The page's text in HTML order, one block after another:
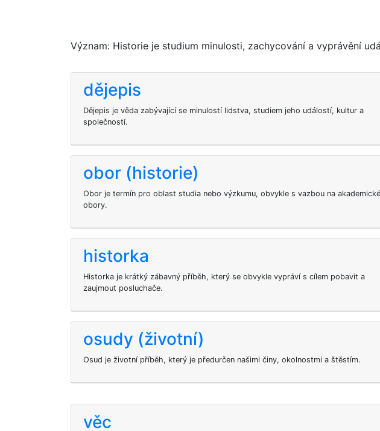
Význam: Historie je studium minulosti, zachycování a vyprávění
dějepis
Dějepis je věda zabývající se minulostí lidstva, studiem jeho událostí, kultur a
společností.
obor (historie)
Obor je termín pro oblast studia nebo výzkumu, obvykle s vazbou na akademické
obory.
historka
Historka je krátký zábavný příběh, který se obvykle vypráví s cílem pobavit a
zaujmout posluchače.
osudy (životní)
Osud je životní příběh, který je předurčen našimi činy, okolnostmi a štěstím.
věc